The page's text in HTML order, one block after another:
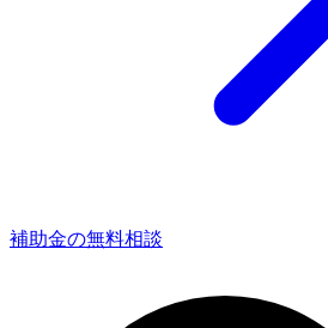
補助金の無料相談